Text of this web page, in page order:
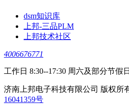
dsm知识库
上邦-三品PLM
上邦技术社区
4006676771
工作日 8:30--17:30 周六及部分节假
济南上邦电子科技有限公司 版权所
16041359号